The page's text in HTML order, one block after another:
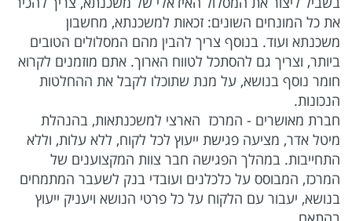
את כל המונחים השונים: זכאות למשכנתא, מחשבון
משכנתא ועוד. בנוסף צריך להבין מהם המסלולים הטובים
ביותר, וצריך גם להסתכל לטווח הארוך. אתם מוזמנים לקרוא
חומר נוסף בנושא, על מנת שתוכלו לקבל את ההחלטות
הנכונות.
חברת מאושרים - המרכז הארצי למשכנתאות, בהנהלת
מיטל אדר, מציעה פגישת ייעוץ לכל לקוח, ללא עלות, וללא
התחייבות. במהלך הפגישה חבר צוות המקצוענים של
המרכז, המבוסס על כלכלנים ועובדי בנק לשעבר המתמחים
בנושא, יעבור עם הלקוח על כל פרטי הנושא ויעניק ייעוץ